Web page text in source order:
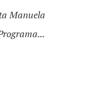
Manuela